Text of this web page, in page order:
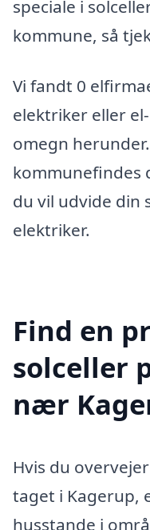
speciale i
kommune, så
Vi fandt 0
elektriker eller
omegn
kommunefindes
du vil udvide din
elektriker.
Find en
solceller
nær
Hvis du
taget i Kagerup,
husstande i